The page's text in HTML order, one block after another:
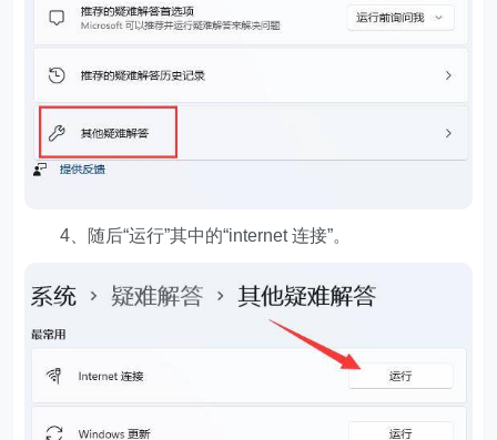
4、随后“运行”其中的“internet 连接”。